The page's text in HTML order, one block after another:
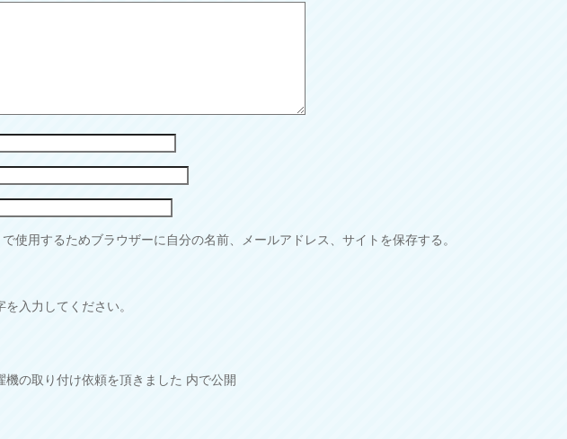
使用するためブラウザーに自分の名前、メールアドレス、サイトを保存する。
を入力してください。
機の取り付け依頼を頂きました 内で公開